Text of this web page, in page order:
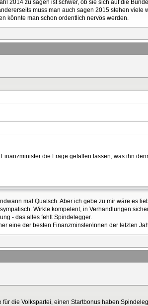
2014 zu sagen ist schwer, ob sie sich auf die
muss man auch sagen 2015 stehen viele
könnte man schon ordentlich nervös werden.
die Frage gefallen lassen, was ihn
mal Quatsch. Aber ich gebe zu mir wäre es
Wirkte kompetent, in Verhandlungen
- das alles fehlt Spindelegger.
eine der besten Finanzminster/innen der letzten
die Volkspartei, einen Startbonus haben